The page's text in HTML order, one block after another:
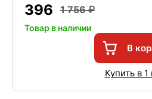
396 1 756
Товар в наличии
В
Купить в 1